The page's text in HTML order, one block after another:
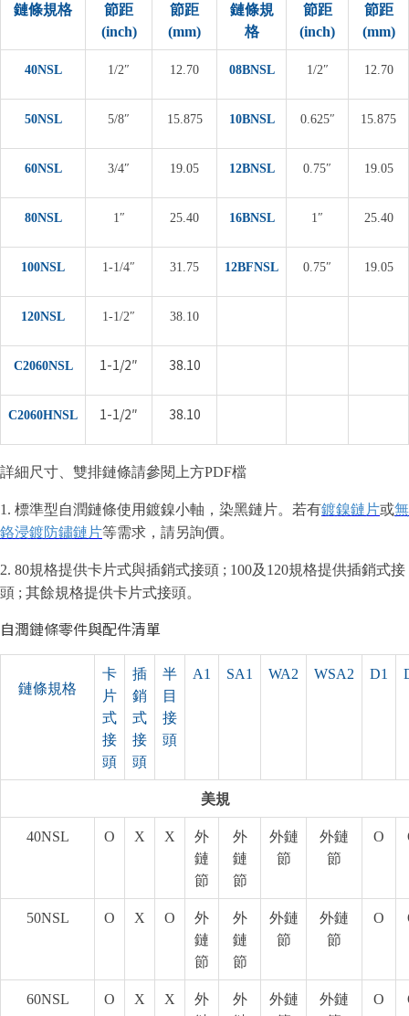
鏈條規格
節距
(inch)
節距
(mm)
鏈條規
格
節距
(inch)
節距
(mm)
40NSL 1/2″ 12.70 08BNSL 1/2″ 12.70
50NSL 5/8″ 15.875 10BNSL 0.625″ 15.875
60NSL 3/4″ 19.05 12BNSL 0.75″ 19.05
80NSL 1″ 25.40 16BNSL 1″ 25.40
100NSL 1-1/4″ 31.75 12BFNSL 0.75″ 19.05
120NSL 1-1/2″ 38.10
C2060NSL 1-1/2″ 38.10
C2060HNSL 1-1/2″ 38.10
詳細尺寸、雙排鏈條請參閱上方PDF檔
1. 標準型自潤鏈條使用鍍鎳小軸，染黑鏈片。若有鍍鎳鏈片或無
鉻浸鍍防鏽鏈片等需求，請另詢價。
2. 80規格提供卡片式與插銷式接頭 ; 100及120規格提供插銷式接
頭 ; 其餘規格提供卡片式接頭。
自潤鏈條零件與配件清單
鏈條規格
卡
片
式
接
頭
插
銷
式
接
頭
半
目
接
頭
A1 SA1 WA2 WSA2 D1
美規
40NSL O X X
外
鏈
節
外
鏈
節
外鏈
節
外鏈
節
O
50NSL O X O
外
鏈
節
外
鏈
節
外鏈
節
外鏈
節
O
60NSL O X X
外
外
外鏈
外鏈
O